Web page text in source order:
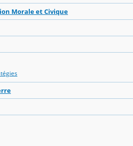
Morale et Civique